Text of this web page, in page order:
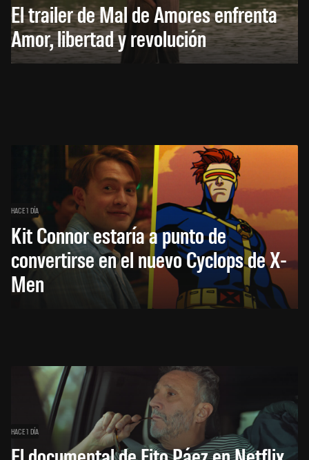
El trailer de Mal de Amores enfrenta
Amor, libertad y revolución
HACE 1 DÍA
Kit Connor estaría a punto de
convertirse en el nuevo Cyclops de X-
Men
HACE 1 DÍA